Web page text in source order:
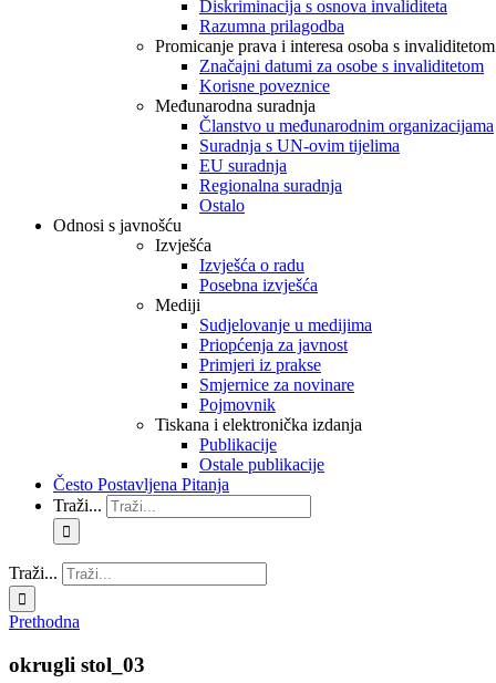
Diskriminacija s osnova invaliditeta
Razumna prilagodba
Promicanje prava i interesa osoba s invaliditetom
Značajni datumi za osobe s invaliditetom
Korisne poveznice
Međunarodna suradnja
Članstvo u međunarodnim organizacijama
Suradnja s UN-ovim tijelima
EU suradnja
Regionalna suradnja
Ostalo
Odnosi s javnošću
Izvješća
Izvješća o radu
Posebna izvješća
Mediji
Sudjelovanje u medijima
Priopćenja za javnost
Primjeri iz prakse
Smjernice za novinare
Pojmovnik
Tiskana i elektronička izdanja
Publikacije
Ostale publikacije
Često Postavljena Pitanja
Traži...
Traži...
Prethodna
okrugli stol_03